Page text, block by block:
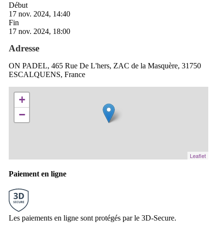
Début
17 nov. 2024, 14:40
Fin
17 nov. 2024, 18:00
Adresse
ON PADEL, 465 Rue De L'hers, ZAC de la Masquère, 31750
ESCALQUENS, France
+
−
Leaflet
Paiement en ligne
Les paiements en ligne sont protégés par le 3D-Secure.